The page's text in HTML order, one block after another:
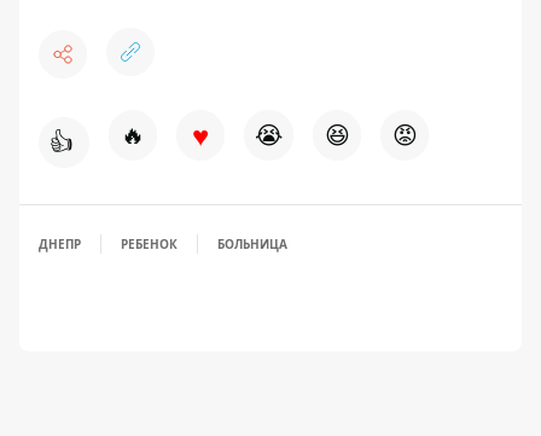
👍 🔥 ♥ 😭 😆 😡
ДНЕПР РЕБЕНОК БОЛЬНИЦА